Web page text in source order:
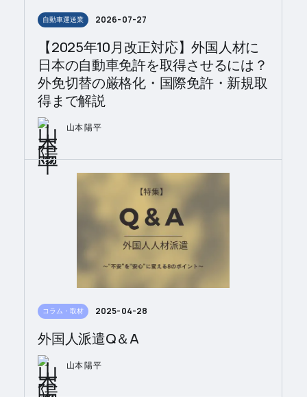
自動車運送業 2026-07-27
【2025年10月改正対応】外国人材に
日本の自動車免許を取得させるには？
外免切替の厳格化・国際免許・新規取
得まで解説
山本 陽平
コラム・取材 2025-04-28
外国人派遣Q＆A
山本 陽平